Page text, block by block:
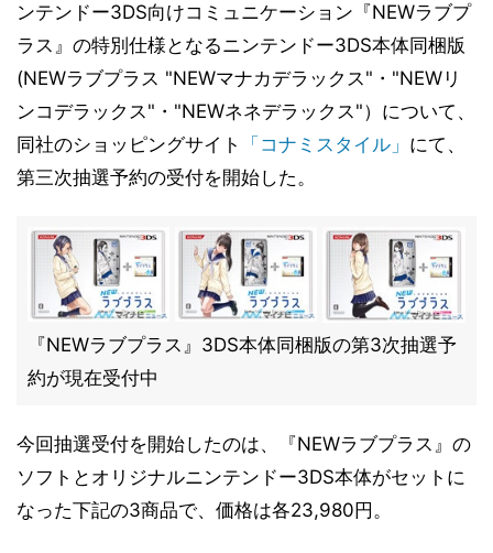
ンテンドー3DS向けコミュニケーション『NEWラブプ
ラス』の特別仕様となるニンテンドー3DS本体同梱版
(NEWラブプラス "NEWマナカデラックス"・"NEWリ
ンコデラックス"・"NEWネネデラックス"）について、
同社のショッピングサイト
「コナミスタイル」 にて、
第三次抽選予約の受付を開始した。
『NEWラブプラス』3DS本体同梱版の第3次抽選予
約が現在受付中
今回抽選受付を開始したのは、『NEWラブプラス』の
ソフトとオリジナルニンテンドー3DS本体がセットに
なった下記の3商品で、価格は各23,980円。